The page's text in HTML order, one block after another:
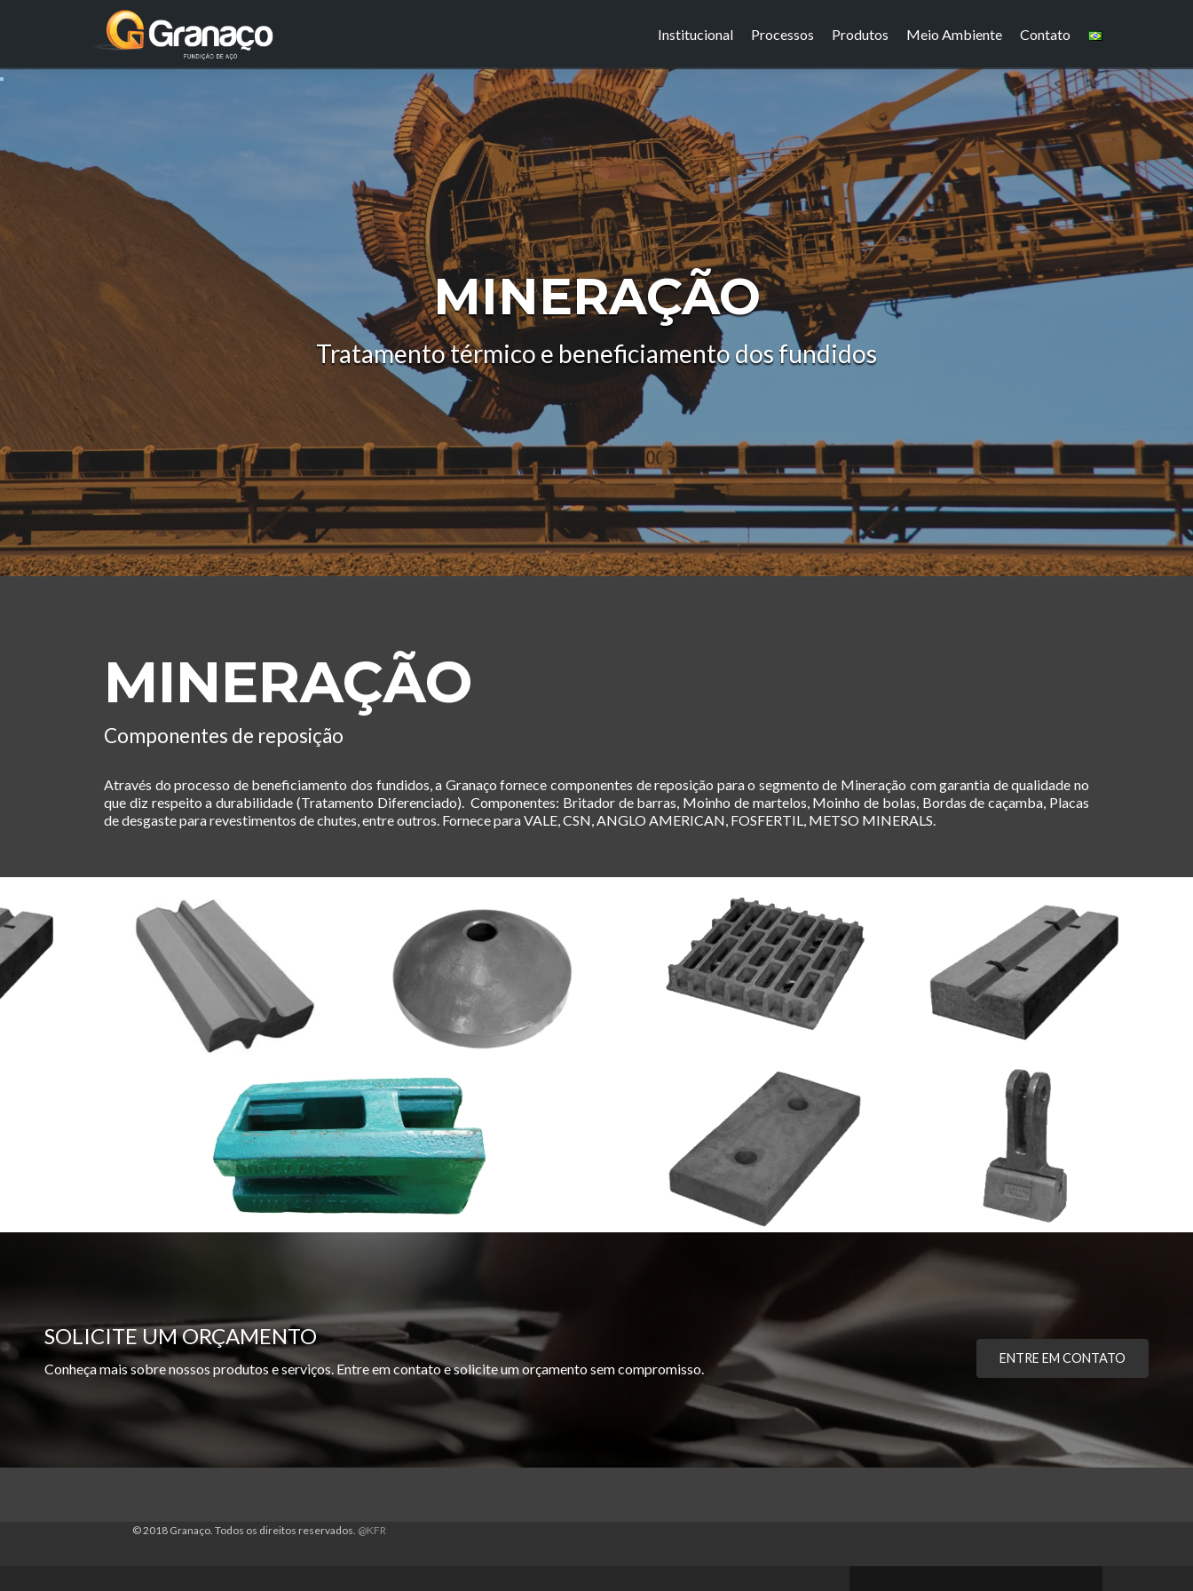
Institucional Processos Produtos Meio Ambiente Contato
MINERAÇÃO
Tratamento térmico e beneficiamento dos fundidos
MINERAÇÃO
Componentes de reposição
Através do processo de beneficiamento dos fundidos, a Granaço fornece componentes de reposição para o segmento de Mineração com garantia de qualidade no
que diz respeito a durabilidade (Tratamento Diferenciado). Componentes: Britador de barras, Moinho de martelos, Moinho de bolas, Bordas de caçamba, Placas
de desgaste para revestimentos de chutes, entre outros. Fornece para VALE, CSN, ANGLO AMERICAN, FOSFERTIL, METSO MINERALS.
SOLICITE UM ORÇAMENTO
Conheça mais sobre nossos produtos e serviços. Entre em contato e solicite um orçamento sem compromisso.
ENTRE EM CONTATO
© 2018 Granaço. Todos os direitos reservados. @KFR